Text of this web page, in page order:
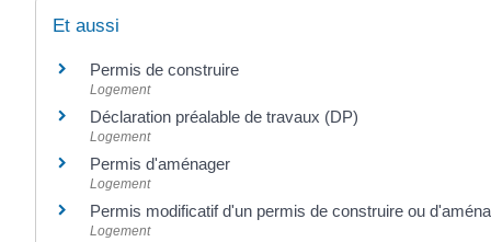
Et aussi
Permis de construire
Logement
Déclaration préalable de travaux (DP)
Logement
Permis d'aménager
Logement
Permis modificatif d'un permis de construire ou
Logement